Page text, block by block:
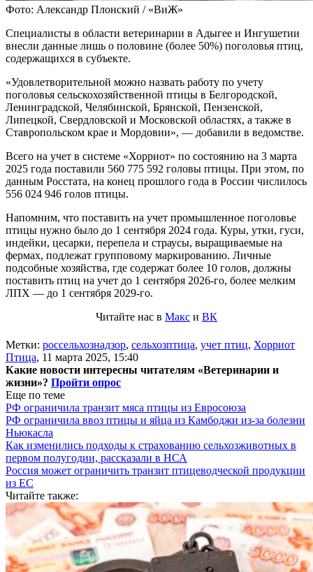
Фото: Александр Плонский / «ВиЖ»
Специалисты в области ветеринарии в Адыгее и Ингушетии
внесли данные лишь о половине (более 50%) поголовья птиц,
содержащихся в субъекте.
«Удовлетворительной можно назвать работу по учету
поголовья сельскохозяйственной птицы в Белгородской,
Ленинградской, Челябинской, Брянской, Пензенской,
Липецкой, Свердловской и Московской областях, а также в
Ставропольском крае и Мордовии», — добавили в ведомстве.
Всего на учет в системе «Хорриот» по состоянию на 3 марта
2025 года поставили 560 775 592 головы птицы. При этом, по
данным Росстата, на конец прошлого года в России числилось
556 024 946 голов птицы.
Напомним, что поставить на учет промышленное поголовье
птицы нужно было до 1 сентября 2024 года. Куры, утки, гуси,
индейки, цесарки, перепела и страусы, выращиваемые на
фермах, подлежат групповому маркированию. Личные
подсобные хозяйства, где содержат более 10 голов, должны
поставить птиц на учет до 1 сентября 2026-го, более мелким
ЛПХ — до 1 сентября 2029-го.
Читайте нас в Макс и ВК
Метки: россельхознадзор, сельхозптица, учет птиц, Хорриот
Птица, 11 марта 2025, 15:40
Какие новости интересны читателям «Ветеринарии и
жизни»? Пройти опрос
Еще по теме
РФ ограничила транзит мяса птицы из Евросоюза
РФ ограничила ввоз птицы и яйца из Камбоджи из-за болезни
Ньюкасла
Как изменились подходы к страхованию сельхозживотных в
первом полугодии, рассказали в НСА
Россия может ограничить транзит птицеводческой продукции
из ЕС
Читайте также: